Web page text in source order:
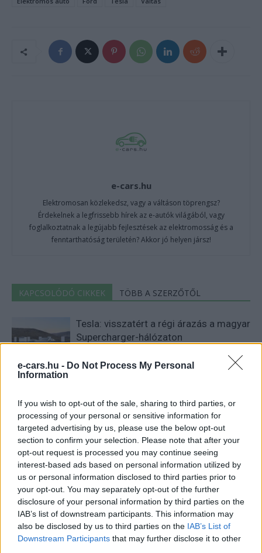
e-cars.hu - Do Not Process My Personal
Information
If you wish to opt-out of the sale, sharing to third parties, or
processing of your personal or sensitive information for
targeted advertising by us, please use the below opt-out
section to confirm your selection. Please note that after your
opt-out request is processed you may continue seeing
interest-based ads based on personal information utilized by
us or personal information disclosed to third parties prior to
your opt-out. You may separately opt-out of the further
disclosure of your personal information by third parties on the
IAB’s list of downstream participants. This information may
also be disclosed by us to third parties on the IAB’s List of
Downstream Participants that may further disclose it to other
e-cars.hu
Elektromosan közlekedsz, vagy a váltáson töprengsz?
Érdekelnek a legfrissebb hírek az e-autók világából, vagy
foglalkoztatnak a legújabb fejlesztések az elektromosság és a
fenntarthatóság területén? Akkor jó helyen jársz!
KAPCSOLÓDÓ CIKKEK TÖBB A SZERZŐTŐL
Elektromos
Tesla: visszatért a régi árazás a magyar
Supercharger-hálózaton
Elektromos
autó
kapott a modell
Elektromos
autó
9000 elektromos furgonnál tart a Royal
Mail — és brutális tempóban bővül a
flotta